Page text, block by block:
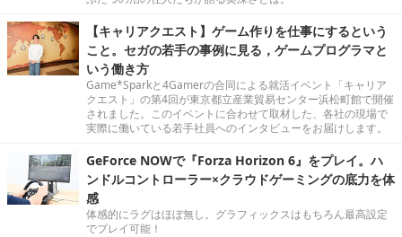
【キャリアクエスト】ゲーム作りを仕事にするという
こと。セガの若手の事例に見る，ゲームプログラマと
いう働き方
Game*Sparkと4Gamerの合同による就活イベント「キャリア
クエスト」の第4回が東京都立産業貿易センター浜松町館で開催
されました。このイベントに合わせて取材した、各社の現場で
実際に働いている若手社員へのインタビューをお届けします。
GeForce NOWで『Forza Horizon 6』をプレイ。ハ
ンドルコントローラー×クラウドゲーミングの底力を体
感
体感的にラグはほぼ無し。グラフィックスはもちろん最高設定
でプレイ可能！